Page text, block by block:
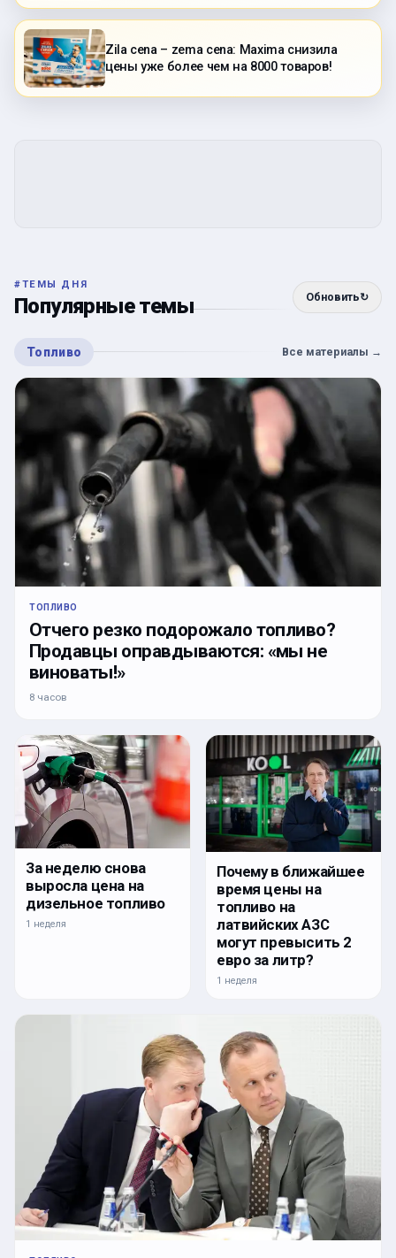
Zila cena – zema cena: Maxima снизила
цены уже более чем на 8000 товаров!
#ТЕМЫ ДНЯ
Популярные темы Обновить↻
Топливо Все материалы →
ТОПЛИВО
Отчего резко подорожало топливо?
Продавцы оправдываются: «мы не
виноваты!»
8 часов
За неделю снова
выросла цена на
дизельное топливо
1 неделя
Почему в ближайшее
время цены на
топливо на
латвийских АЗС
могут превысить 2
евро за литр?
1 неделя